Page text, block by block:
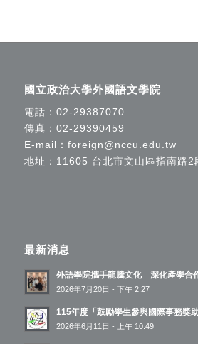
國立政治大學外國語文學院
電話： 02-29387070
傳真：02-29390459
E-mail： foreign@nccu.edu.tw
地址：11605 台北市文山區指南路2
最新消息
外語學院攜手龍騰文化 深化產學合
2026年7月20日 - 下午 2:27
115年度「鼓勵學生參與國際事務獎
2026年6月11日 - 上午 10:49